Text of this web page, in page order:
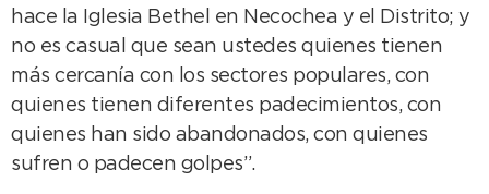
hace la Iglesia Bethel en Necochea y el Distrito; y
no es casual que sean ustedes quienes tienen
más cercanía con los sectores populares, con
quienes tienen diferentes padecimientos, con
quienes han sido abandonados, con quienes
sufren o padecen golpes”.